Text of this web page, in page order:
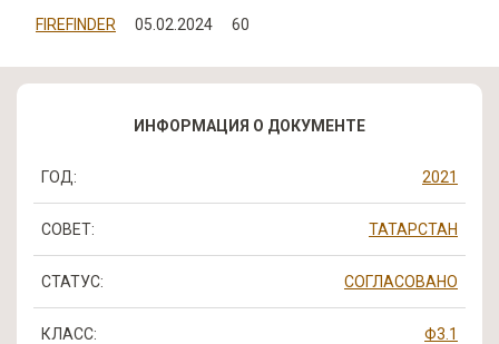
FIREFINDER 05.02.2024 60
ИНФОРМАЦИЯ О ДОКУМЕНТЕ
ГОД: 2021
СОВЕТ: ТАТАРСТАН
СТАТУС: СОГЛАСОВАНО
КЛАСС: Ф3.1